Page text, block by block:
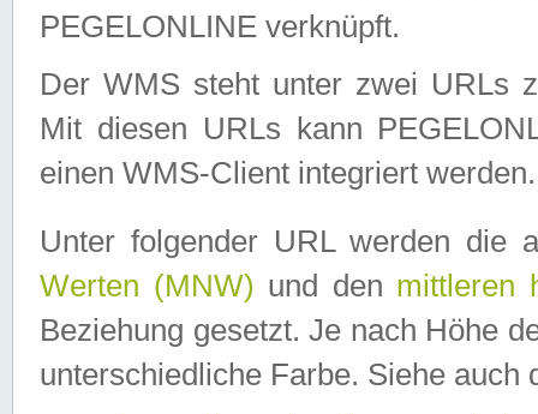
PEGELONLINE verknüpft.
Der WMS steht unter zwei URLs
Mit diesen URLs kann
einen WMS-Client integriert werden.
Unter folgender URL werden die
Werten (MNW) und den mittleren
Beziehung gesetzt. Je nach Höhe
unterschiedliche Farbe. Siehe auch